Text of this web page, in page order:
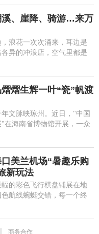
溪、崖降、骑游…来万
浪花一次次涌来，耳边是
异的冲浪店，空气里都是
熠生辉一叶“瓷”帆渡
文脉映琼州。近日，"中国
海南省博物馆开展，一众
美兰机场“暑趣乐购
新玩法
的彩色飞行棋盘铺展在地
航线蜿蜒交错，每一个终
商务合作